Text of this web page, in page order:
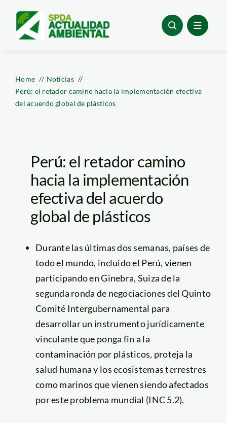
content
Home
Noticias
Perú: el retador camino hacia la implementación efectiva
del acuerdo global de plásticos
Perú: el retador camino
hacia la implementación
efectiva del acuerdo
global de plásticos
Durante las últimas dos semanas, países de
todo el mundo, incluido el Perú, vienen
participando en Ginebra, Suiza de la
segunda ronda de negociaciones del Quinto
Comité Intergubernamental para
desarrollar un instrumento jurídicamente
vinculante que ponga fin a la
contaminación por plásticos, proteja la
salud humana y los ecosistemas terrestres
como marinos que vienen siendo afectados
por este problema mundial (INC 5.2).